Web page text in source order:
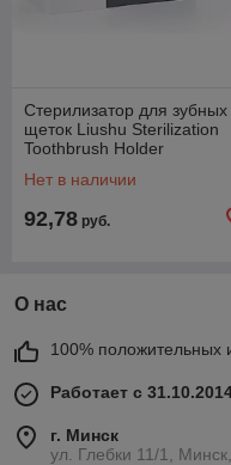
Стерилизатор для зубных
щеток Liushu Sterilization
Toothbrush Holder
Нет в наличии
92,78 руб.
О нас
100% положительных
Работает с
г. Минск
ул. Глебки 11/1,